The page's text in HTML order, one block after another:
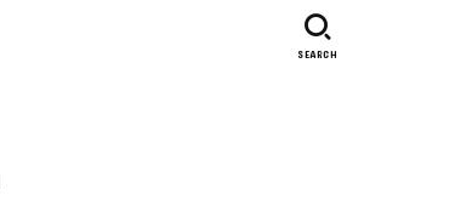
SEARCH